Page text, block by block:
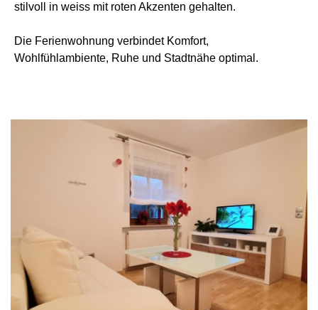
stilvoll in weiss mit roten Akzenten gehalten.
Die Ferienwohnung verbindet Komfort,
Wohlfühlambiente, Ruhe und Stadtnähe optimal.